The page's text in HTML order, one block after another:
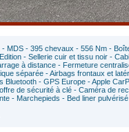
MDS - 395 chevaux - 556 Nm -
- Sellerie cuir et tissu noir -
à distance - Fermeture
séparée - Airbags frontaux et
Bluetooth - GPS Europe - Apple
de sécurité à clé - Caméra de
- Marchepieds - Bed liner